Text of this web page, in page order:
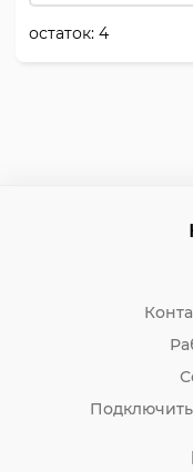
остаток:4